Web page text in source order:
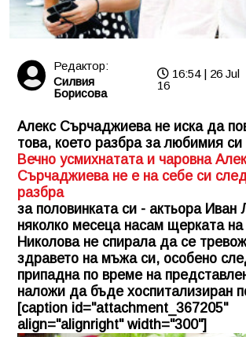
Редактор:
Силвия
Борисова
16:54 | 26 Jul
16
Алекс Сърчаджиева не иска да
това, което разбра за любимия
Вечно усмихнатата и чаровна
Сърчаджиева не е на себе си
разбра
за половинката си - актьора Иван
няколко месеца насам щерката
Николова не спирала да се
здравето на мъжа си, особено
припадна по време на
наложи да бъде хоспитализиран
[caption id="attachment_367205"
align="alignright" width="300"]